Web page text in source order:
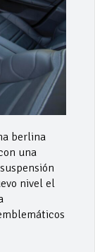
berlina
una
nivel el